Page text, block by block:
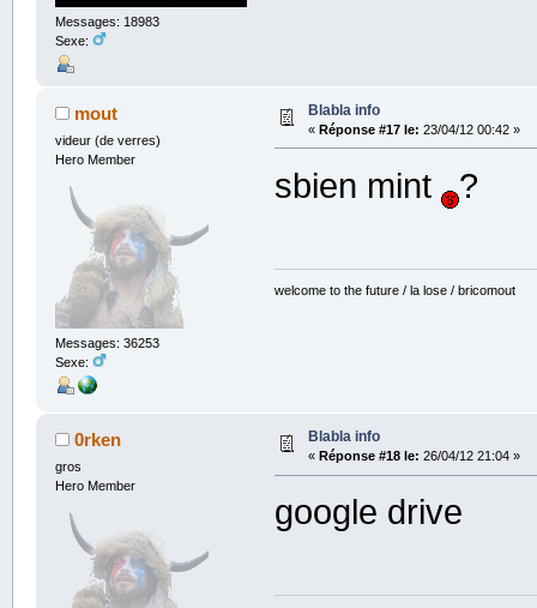
Messages: 18983
Sexe:
mout
videur (de verres)
Hero Member
Messages: 36253
Sexe:
Blabla info
« Réponse #17 le: 23/04/12 00:42 »
sbien mint ?
welcome to the future / la lose / bricomout
0rken
gros
Hero Member
Blabla info
« Réponse #18 le: 26/04/12 21:04 »
google drive